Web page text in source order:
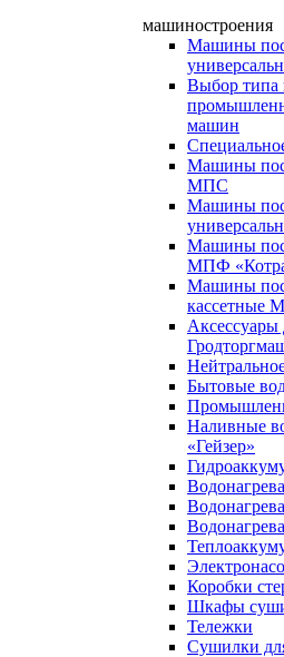
машиностроения
Машины
Выбор типа
машин
Машины
МПС
Машины
Машины
МПФ
Машины
кассетные
Бытовые
Наливные
«Гейзер»
Коробки
Шкафы
Тележки
Сушилки